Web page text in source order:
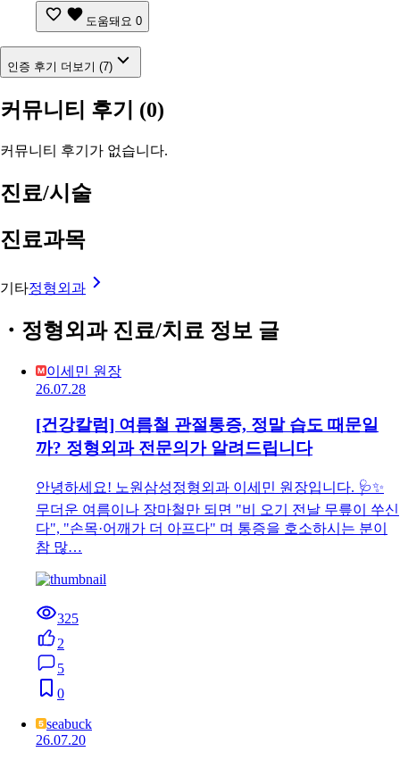
도움돼요 0
인증 후기 더보기 (7)
커뮤니티 후기 (0)
커뮤니티 후기가 없습니다.
진료/시술
진료과목
기타정형외과
・정형외과 진료/치료 정보 글
이세민 원장
26.07.28
[건강칼럼] 여름철 관절통증, 정말 습도 때문일
까? 정형외과 전문의가 알려드립니다
안녕하세요! 노원삼성정형외과 이세민 원장입니다. 🩺✨
무더운 여름이나 장마철만 되면 "비 오기 전날 무릎이 쑤신
다", "손목·어깨가 더 아프다" 며 통증을 호소하시는 분이
참 많…
325
2
5
0
seabuck
26.07.20